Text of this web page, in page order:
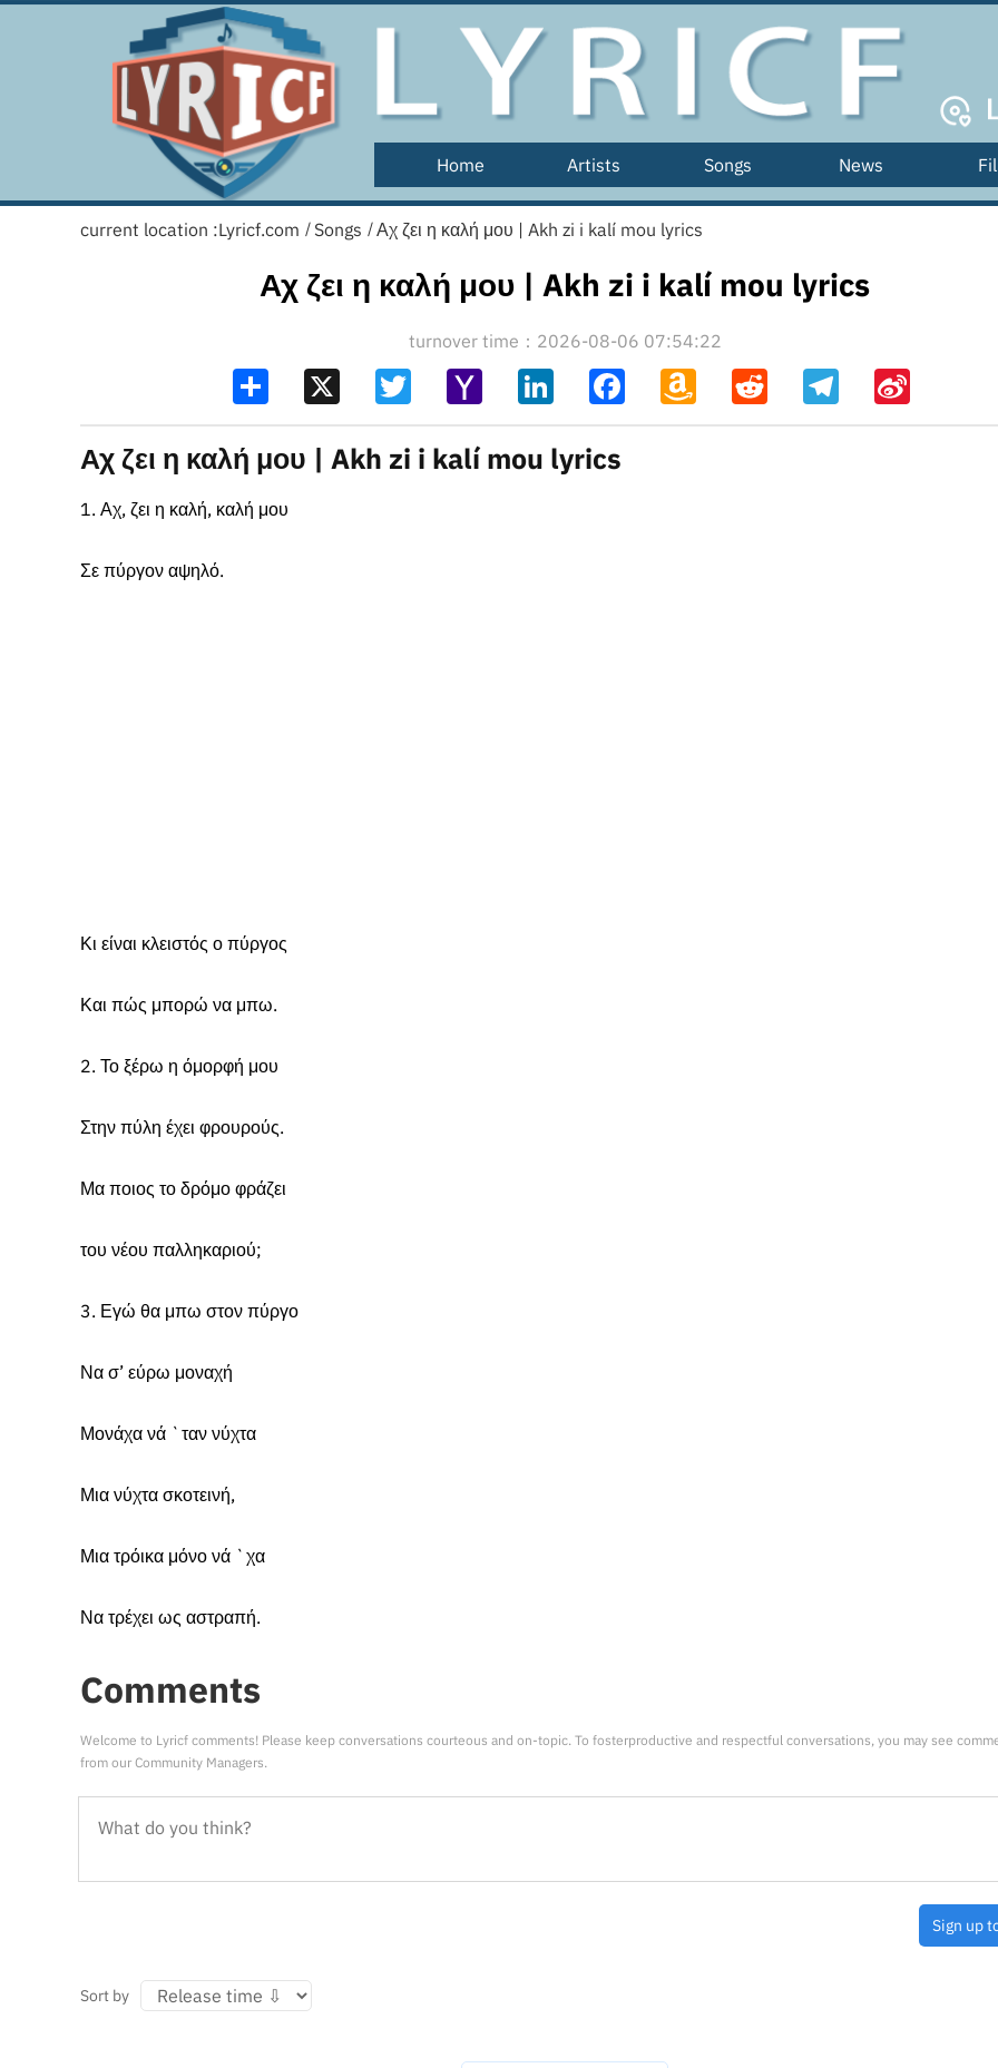
Home Artists Songs News
current location :Lyricf.com / Songs /Αχ ζει η καλή μου | Akh zi i kalí mou lyrics
Αχ ζει η καλή μου | Akh zi i kalí mou lyrics
turnover time：2026-08-06 07:54:22
Share
Twitter
Yahoo
LinkedIn Facebook Amazon
Wish
Reddit Telegram
Αχ ζει η καλή μου | Akh zi i kalí mou lyrics
1. Αχ, ζει η καλή, καλή μου
Σε πύργον αψηλό.
Κι είναι κλειστός ο πύργος
Και πώς μπορώ να μπω.
2. Το ξέρω η όμορφή μου
Στην πύλη έχει φρουρούς.
Μα ποιος το δρόμο φράζει
του νέου παλληκαριού;
3. Εγώ θα μπω στον πύργο
Να σ’ εύρω μοναχή
Μονάχα νά `ταν νύχτα
Μια νύχτα σκοτεινή,
Μια τρόικα μόνο νά `χα
Να τρέχει ως αστραπή.
Comments
Welcome to Lyricf comments! Please keep conversations courteous and on-topic. To fosterproductive and respectful conversations, you may see
from our Community Managers.
Sign up
Sort by